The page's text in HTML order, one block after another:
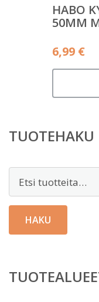
HABO
50MM
6,99 €
TUOTEHAKU
HAKU